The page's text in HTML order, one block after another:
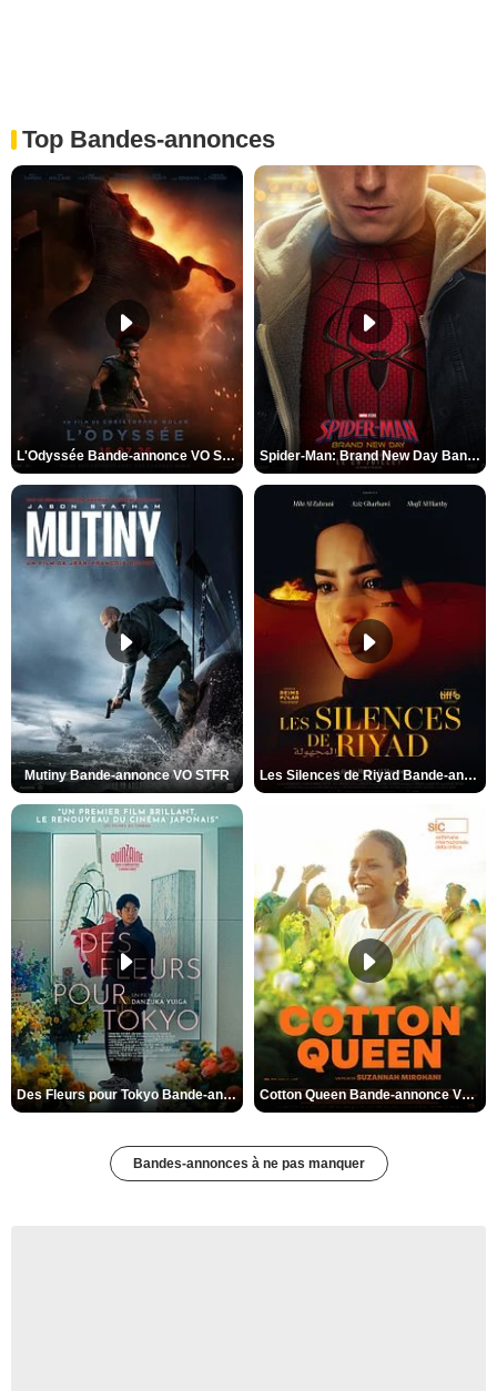
Top Bandes-annonces
L'Odyssée Bande-annonce VO STFR Spider-Man: Brand New Day Bande-annonce VO STFR
Mutiny Bande-annonce VO STFR Les Silences de Riyad Bande-annonce VO STFR
Des Fleurs pour Tokyo Bande-annonce VO STFR Cotton Queen Bande-annonce VO STFR
Bandes-annonces à ne pas manquer